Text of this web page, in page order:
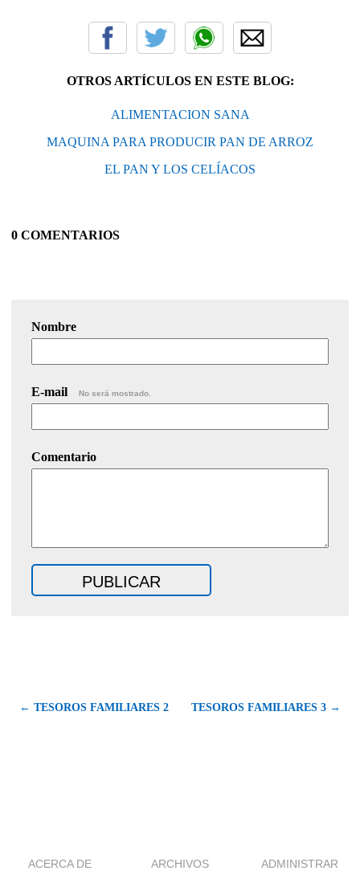
OTROS ARTÍCULOS EN ESTE BLOG:
ALIMENTACION SANA
MAQUINA PARA PRODUCIR PAN DE ARROZ
EL PAN Y LOS CELÍACOS
0 COMENTARIOS
Nombre
E-mail No será mostrado.
Comentario
← TESOROS FAMILIARES 2 TESOROS FAMILIARES 3 →
ACERCA DE ARCHIVOS ADMINISTRAR